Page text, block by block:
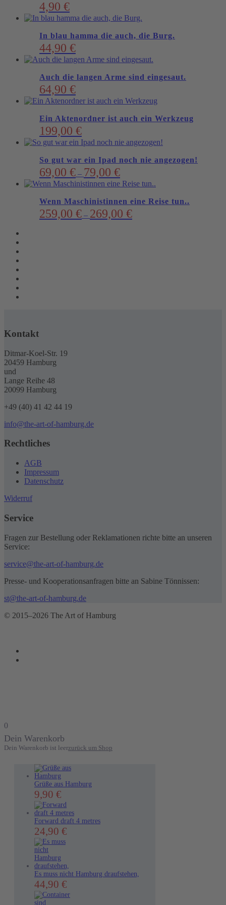
4,90 €
In blau hamma die auch, die Burg.
44,90 €
Auch die langen Arme sind eingesaut.
64,90 €
Ein Aktenordner ist auch ein Werkzeug
199,00 €
So gut war ein Ipad noch nie angezogen!
69,00 € – 79,00 €
Wenn Maschinistinnen eine Reise tun..
259,00 € – 269,00 €
Kontakt
Ditmar-Koel-Str. 19
20459 Hamburg
und
Lange Reihe 48
20099 Hamburg
+49 (40) 41 42 44 19
info@the-art-of-hamburg.de
Rechtliches
AGB
Impressum
Datenschutz
Widerruf
Service
Fragen zur Bestellung oder Reklamationen richte bitte an unseren
Service:
service@the-art-of-hamburg.de
Presse- und Kooperationsanfragen bitte an Sabine Tönnissen:
st@the-art-of-hamburg.de
© 2015–2026 The Art of Hamburg
0
Dein Warenkorb
Dein Warenkorb ist leerzurück um Shop
Grüße aus Hamburg
9,90 €
Forward draft 4 metres
24,90 €
auf.
Die
können
Es muss nicht Hamburg draufstehen,
44,90 €
weist